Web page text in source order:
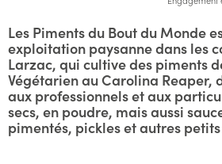
Les Piments du Bout du Monde
exploitation paysanne dans les
Larzac, qui cultive des piments
Végétarien au Carolina Reaper,
aux professionnels et aux
secs, en poudre, mais aussi
pimentés, pickles et autres